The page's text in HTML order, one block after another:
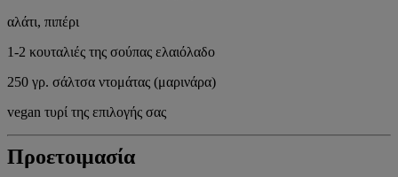
αλάτι, πιπέρι
1-2 κουταλιές της σούπας ελαιόλαδο
250 γρ. σάλτσα ντομάτας (μαρινάρα)
vegan τυρί της επιλογής σας
Προετοιμασία